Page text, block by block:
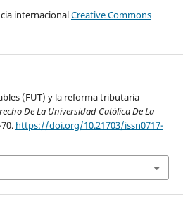
internacionalCreative Commons
(FUT) y la reforma tributaria
De La Universidad Católica De La
https://doi.org/10.21703/issn0717-